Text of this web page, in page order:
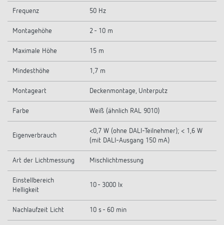
Frequenz 50 Hz
Montagehöhe 2 - 10 m
Maximale Höhe 15 m
Mindesthöhe 1,7 m
Montageart Deckenmontage, Unterputz
Farbe Weiß (ähnlich RAL 9010)
Eigenverbrauch
<0,7 W (ohne DALI-Teilnehmer); < 1,6 W
(mit DALI-Ausgang 150 mA)
Art der Lichtmessung Mischlichtmessung
Einstellbereich
Helligkeit
10 - 3000 lx
Nachlaufzeit Licht 10 s - 60 min